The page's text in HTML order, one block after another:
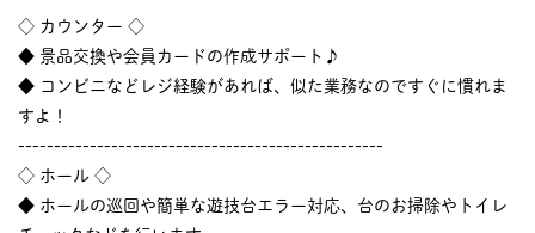
◇ カウンター ◇
◆ 景品交換や会員カードの作成サポート♪
◆ コンビニなどレジ経験があれば、似た業務なのですぐに慣れま
すよ！
---------------------------------------------------
◇ ホール ◇
◆ ホールの巡回や簡単な遊技台エラー対応、台のお掃除やトイレ